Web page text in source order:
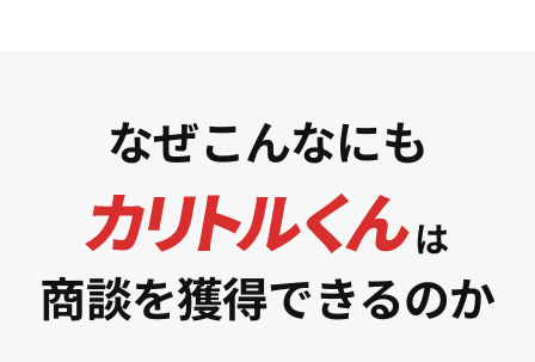
なぜこんなにも
は
商談を獲得できるのか